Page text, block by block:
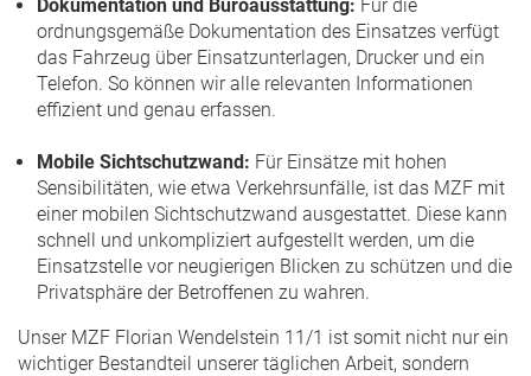
Dokumentation und Büroausstattung: Für die
ordnungsgemäße Dokumentation des Einsatzes verfügt
das Fahrzeug über Einsatzunterlagen, Drucker und ein
Telefon. So können wir alle relevanten Informationen
effizient und genau erfassen.
Mobile Sichtschutzwand: Für Einsätze mit hohen
Sensibilitäten, wie etwa Verkehrsunfälle, ist das MZF mit
einer mobilen Sichtschutzwand ausgestattet. Diese kann
schnell und unkompliziert aufgestellt werden, um die
Einsatzstelle vor neugierigen Blicken zu schützen und die
Privatsphäre der Betroffenen zu wahren.
Unser MZF Florian Wendelstein 11/1 ist somit nicht nur ein
wichtiger Bestandteil unserer täglichen Arbeit, sondern